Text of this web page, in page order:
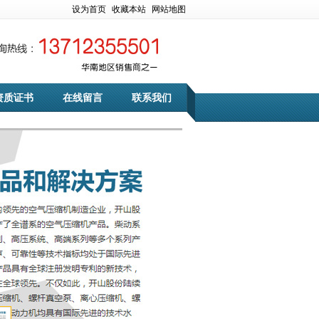
设为首页 收藏本站 网站地图
质证书 在线留言 联系我们